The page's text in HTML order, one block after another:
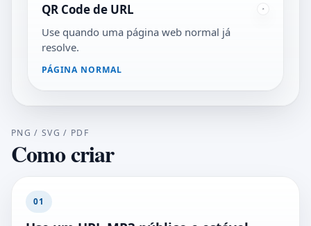
QR Code de URL
Use quando uma página web normal já
resolve.
PÁGINA NORMAL
PNG / SVG / PDF
Como criar
01